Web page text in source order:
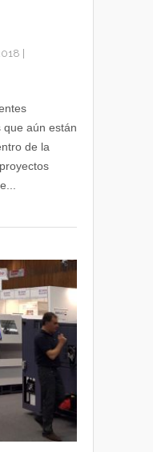
Industria
blockchain,
aún están
de la